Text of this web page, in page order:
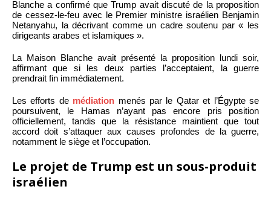
Blanche a confirmé que Trump avait discuté de la proposition
de cessez-le-feu avec le Premier ministre israélien Benjamin
Netanyahu, la décrivant comme un cadre soutenu par « les
dirigeants arabes et islamiques ».
La Maison Blanche avait présenté la proposition lundi soir,
affirmant que si les deux parties l’acceptaient, la guerre
prendrait fin immédiatement.
Les efforts de médiation menés par le Qatar et l’Égypte se
poursuivent, le Hamas n’ayant pas encore pris position
officiellement, tandis que la résistance maintient que tout
accord doit s’attaquer aux causes profondes de la guerre,
notamment le siège et l’occupation.
Le projet de Trump est un sous-produit
israélien